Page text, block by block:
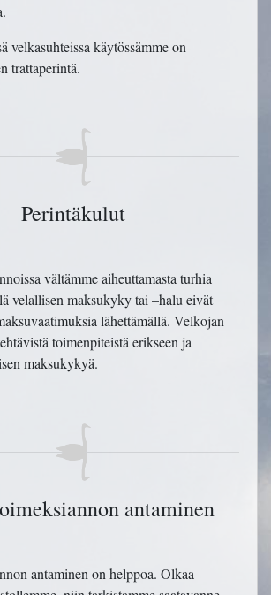
velkasuhteissa käytössämme on
trattaperintä.
Perintäkulut
vältämme aiheuttamasta turhia
velallisen maksukyky tai –halu eivät
lähettämällä. Velkojan
toimenpiteistä erikseen ja
maksukykyä.
antaminen
antaminen on helppoa. Olkaa